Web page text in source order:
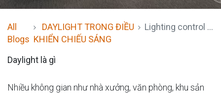
All
Blogs
DAYLIGHT TRONG ĐIỀU
KHIỂN CHIẾU SÁNG
Lighting control daylight function
Daylight là gì
Nhiều không gian như nhà xưởng, văn phòng, khu sản